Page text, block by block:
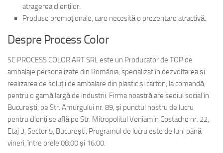
atragerea clienților.
Produse promoționale, care necesită o prezentare atractivă.
Despre Process Color
SC PROCESS COLOR ART SRL este un Producator de TOP de
ambalaje personalizate din România, specializat în dezvoltarea și
realizarea de soluții de ambalare din plastic și carton, la comandă,
pentru o gamă largă de industrii. Firma noastră are sediul social în
București, pe Str. Amurgului nr. 89, și punctul nostru de lucru
pentru clienți se află pe Str. Mitropolitul Veniamin Costache nr. 22,
Etaj 3, Sector 5, București. Programul de lucru este de luni până
vineri, între orele 08:00 și 16:00.